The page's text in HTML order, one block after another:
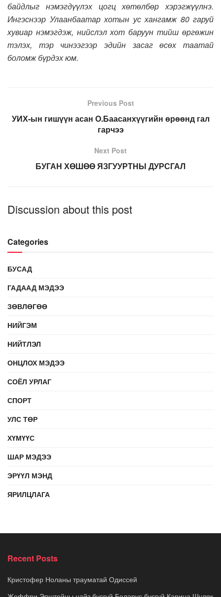
байдлыг нэмэгдүүлэх цогц хөтөлбөр хэрэгжүүлнэ.
Ингэснээр Улаанбаатар хотын ус хангамж 80 гаруй
хувиар нэмэгдэж, нийслэл хот баруун тийш өргөжин
тэлэх, тэр чинээгээр эдийн засаг өсөх таатай
боломж бүрдэх юм.
Previous Post
УИХ-ын гишүүн асан О.Баасанхүүгийн өрөөнд гал
гарчээ
Next Post
БУГАН ХӨШӨӨ ЯЗГУУРТНЫ ДУРСГАЛ
Discussion about this post
Categories
БУСАД
ГАДААД МЭДЭЭ
ЗӨВЛӨГӨӨ
НИЙГЭМ
НИЙТЛЭЛ
ОНЦЛОХ МЭДЭЭ
СОЁЛ УРЛАГ
СПОРТ
УЛС ТӨР
ХҮМҮҮС
ШАР МЭДЭЭ
ЭРҮҮЛ МЭНД
ЯРИЛЦЛАГА
Recent Posts
Кристофер Ноланы трауматай Одиссей